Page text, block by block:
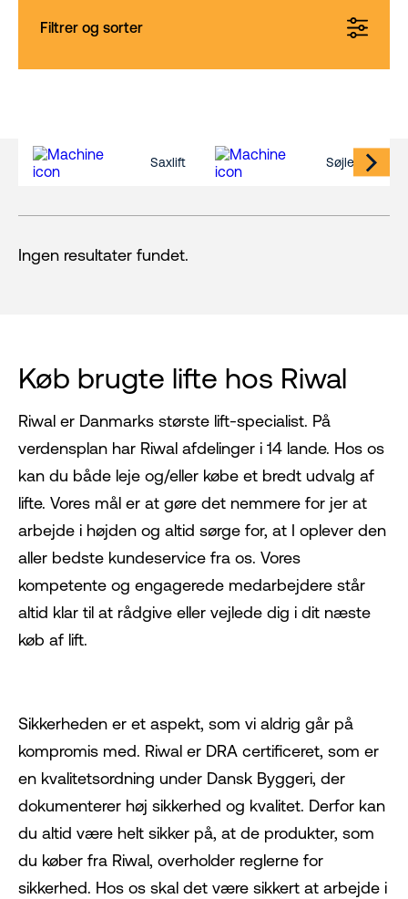
Filtrer og sorter
Saxlift Søjlelift
Ingen resultater fundet.
Køb brugte lifte hos Riwal
Riwal er Danmarks største lift-specialist. På
verdensplan har Riwal afdelinger i 14 lande. Hos os
kan du både leje og/eller købe et bredt udvalg af
lifte. Vores mål er at gøre det nemmere for jer at
arbejde i højden og altid sørge for, at I oplever den
aller bedste kundeservice fra os. Vores
kompetente og engagerede medarbejdere står
altid klar til at rådgive eller vejlede dig i dit næste
køb af lift.
Sikkerheden er et aspekt, som vi aldrig går på
kompromis med. Riwal er DRA certificeret, som er
en kvalitetsordning under Dansk Byggeri, der
dokumenterer høj sikkerhed og kvalitet. Derfor kan
du altid være helt sikker på, at de produkter, som
du køber fra Riwal, overholder reglerne for
sikkerhed. Hos os skal det være sikkert at arbejde i